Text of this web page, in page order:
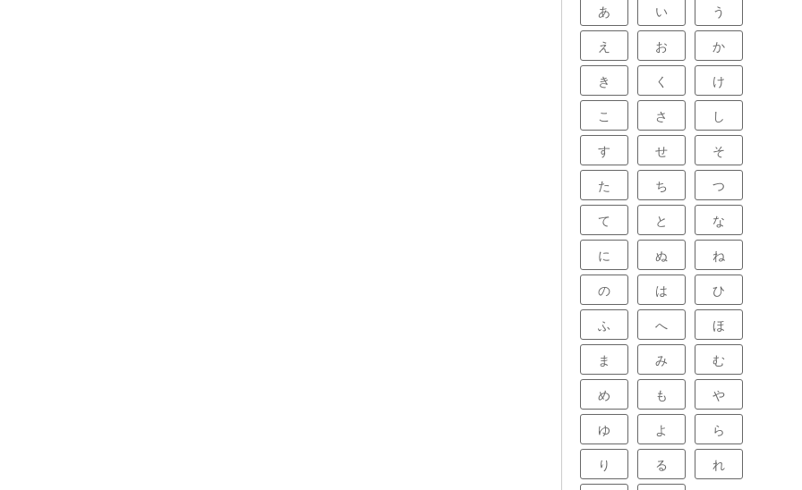
あ い う
え お か
き く け
こ さ し
す せ そ
た ち つ
て と な
に ぬ ね
の は ひ
ふ へ ほ
ま み む
め も や
ゆ よ ら
り る れ